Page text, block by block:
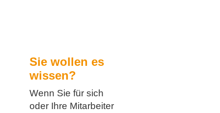
Sie wollen es
wissen?
Wenn Sie für sich
oder Ihre Mitarbeiter